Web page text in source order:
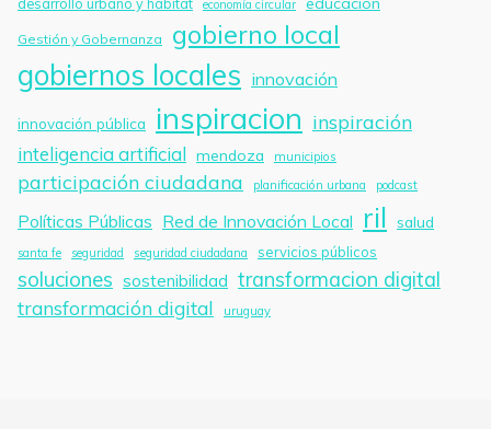
desarrollo urbano y hábitat economía circular
Gestión y Gobernanza gobierno local
gobiernos locales innovación
innovación pública inspiracion inspiración
inteligencia artificial mendoza municipios
participación ciudadana planificación urbana podcast
Políticas Públicas Red de Innovación Local ril salud
santa fe seguridad seguridad ciudadana servicios públicos
soluciones sostenibilidad transformacion digital
transformación digital uruguay